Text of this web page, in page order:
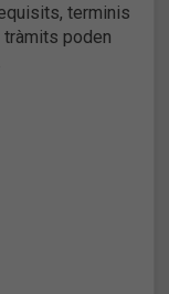
terminis
tràmits poden